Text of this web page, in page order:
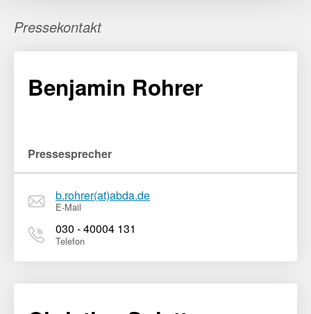
Pressekontakt
Benjamin Rohrer
Pressesprecher
b.rohrer(at)abda.de
E-Mail
030 - 40004 131
Telefon